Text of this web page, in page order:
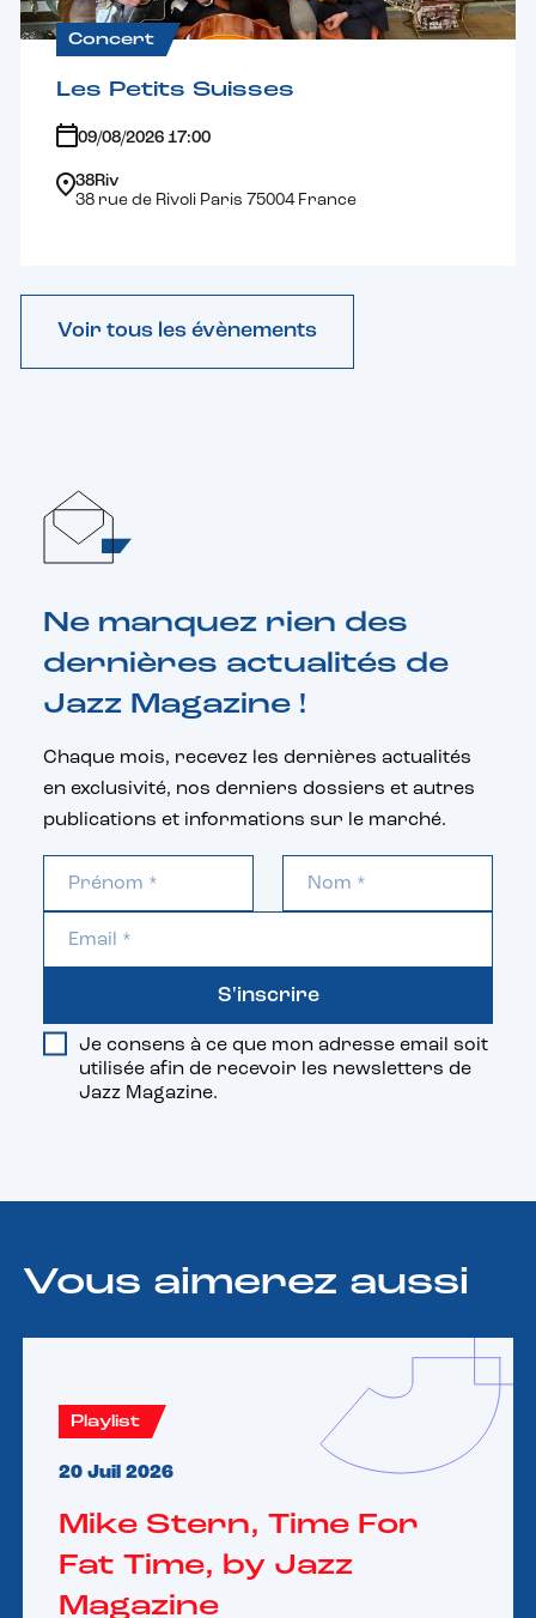
Concert
Les Petits Suisses
09/08/2026 17:00
38Riv
38 rue de Rivoli Paris 75004 France
Voir tous les évènements
Ne manquez rien des
dernières actualités de
Jazz Magazine !
Chaque mois, recevez les dernières actualités
en exclusivité, nos derniers dossiers et autres
publications et informations sur le marché.
Je consens à ce que mon adresse email soit
utilisée afin de recevoir les newsletters de
Jazz Magazine.
S'inscrire
Vous aimerez aussi
Playlist
20 Juil 2026
Mike Stern, Time For
Fat Time, by Jazz
Magazine